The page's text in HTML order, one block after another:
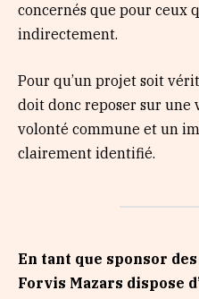
concernés que pour ceux
indirectement.
Pour qu’un projet soit
doit donc reposer sur une
volonté commune et un
clairement identifié.
En tant que sponsor
Forvis Mazars dispose